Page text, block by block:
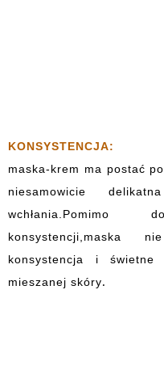
KONSYSTENCJA:
maska-krem ma postać
niesamowicie
konsystencji,maska
konsystencja i świetne
mieszanej skóry.